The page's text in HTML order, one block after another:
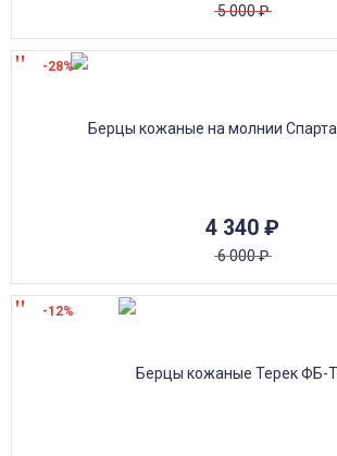
5 000₽
4 340 ₽
6 000₽
-28%
-12%